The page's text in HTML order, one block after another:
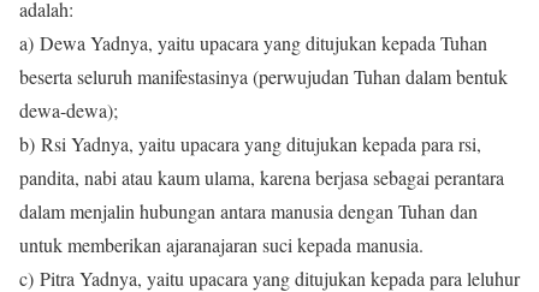
adalah:
a) Dewa Yadnya, yaitu upacara yang ditujukan kepada Tuhan
beserta seluruh manifestasinya (perwujudan Tuhan dalam bentuk
dewa-dewa);
b) Rsi Yadnya, yaitu upacara yang ditujukan kepada para rsi,
pandita, nabi atau kaum ulama, karena berjasa sebagai perantara
dalam menjalin hubungan antara manusia dengan Tuhan dan
untuk memberikan ajaranajaran suci kepada manusia.
c) Pitra Yadnya, yaitu upacara yang ditujukan kepada para leluhur